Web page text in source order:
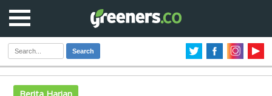
Search